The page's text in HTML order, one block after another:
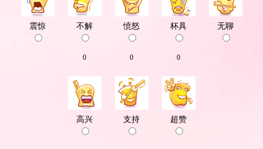
震惊 不解 愤怒 杯具 无聊
0
高兴
0
支持
0
超赞